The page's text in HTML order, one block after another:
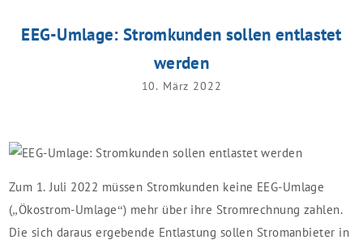
EEG-Umlage: Stromkunden sollen entlastet
werden
10. März 2022
Zum 1. Juli 2022 müssen Stromkunden keine EEG-Umlage
(„Ökostrom-Umlage“) mehr über ihre Stromrechnung zahlen.
Die sich daraus ergebende Entlastung sollen Stromanbieter in